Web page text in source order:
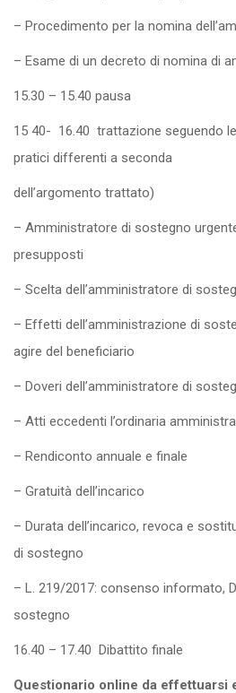
– Procedimento per la nomina
– Esame di un decreto di nomina di
15.30 – 15.40 pausa
15 40- 16.40 trattazione seguendo
pratici differenti a seconda
dell’argomento trattato)
– Amministratore di sostegno
presupposti
– Scelta dell’amministratore di
– Effetti dell’amministrazione di
agire del beneficiario
– Doveri dell’amministratore di
– Atti eccedenti l’ordinaria
– Rendiconto annuale e finale
– Gratuità dell’incarico
– Durata dell’incarico, revoca e
di sostegno
– L. 219/2017: consenso informato,
sostegno
16.40 – 17.40 Dibattito finale
Questionario online da effettuarsi